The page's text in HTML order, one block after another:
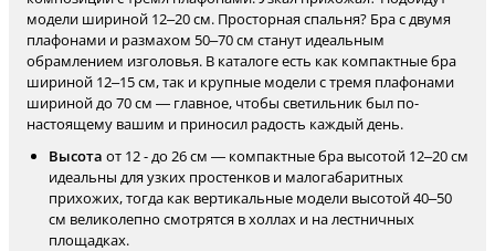
модели шириной 12–20 см. Просторная спальня? Бра с двумя
плафонами и размахом 50–70 см станут идеальным
обрамлением изголовья. В каталоге есть как компактные бра
шириной 12–15 см, так и крупные модели с тремя плафонами
шириной до 70 см — главное, чтобы светильник был по-
настоящему вашим и приносил радость каждый день.
Высота от 12 - до 26 см — компактные бра высотой 12–20 см
идеальны для узких простенков и малогабаритных
прихожих, тогда как вертикальные модели высотой 40–50
см великолепно смотрятся в холлах и на лестничных
площадках.